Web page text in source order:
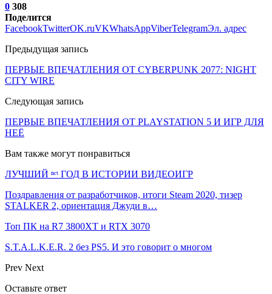
0 308
Поделится
FacebookTwitterOK.ruVKWhatsAppViberTelegramЭл. адрес
Предыдущая запись
ПЕРВЫЕ ВПЕЧАТЛЕНИЯ ОТ CYBERPUNK 2077: NIGHT
CITY WIRE
Следующая запись
ПЕРВЫЕ ВПЕЧАТЛЕНИЯ ОТ PLAYSTATION 5 И ИГР ДЛЯ
НЕЁ
Вам также могут понравиться
ЛУЧШИЙ ⁿᵉᵗ ГОД В ИСТОРИИ ВИДЕОИГР
Поздравления от разработчиков, итоги Steam 2020, тизер
STALKER 2, ориентация Джуди в…
Топ ПК на R7 3800XT и RTX 3070
S.T.A.L.K.E.R. 2 без PS5. И это говорит о многом
Prev Next
Оставьте ответ